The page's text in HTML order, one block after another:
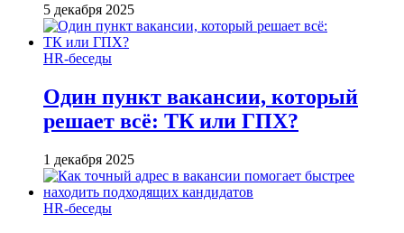
5 декабря 2025
HR-беседы
Один пункт вакансии, который
решает всё: ТК или ГПХ?
1 декабря 2025
HR-беседы